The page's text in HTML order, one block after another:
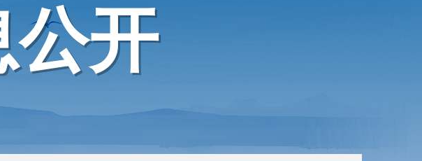
公开